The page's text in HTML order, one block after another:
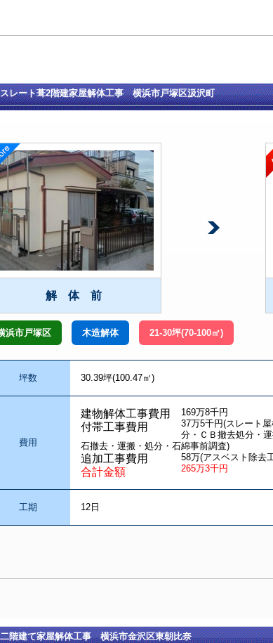
レート葺2階建家屋解体工事 横浜市戸塚区汲沢町
解 体 前
浜市戸塚区 木造解体 21-30坪(70-100㎡)
坪数 30.39坪(100.47㎡)
費用
建物解体工事費用 169万8千円
付帯工事費用
37万5千円(スレート
分・ＣＢ撤去処分・
石撤去・運搬・処分・石綿事前調査)
追加工事費用 58万(アスベスト除去
合計金額 265万3千円
工期 12日
階建て家屋解体工事 横浜市金沢区東朝比奈